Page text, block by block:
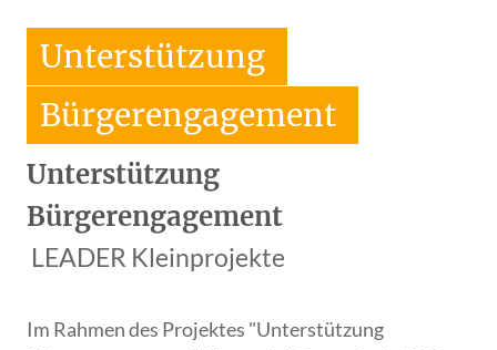
Unterstützung
Bürgerengagement
Unterstützung
Bürgerengagement
LEADER Kleinprojekte
Im Rahmen des Projektes "Unterstützung